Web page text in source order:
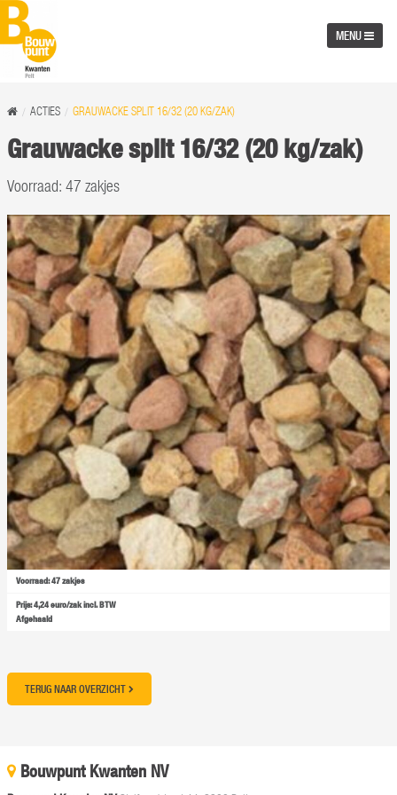
MENU
ACTIES GRAUWACKE SPLIT 16/32 (20 KG/ZAK)
Grauwacke split 16/32 (20 kg/zak)
Voorraad: 47 zakjes
Voorraad: 47 zakjes
Prijs: 4,24 euro/zak incl. BTW
Afgehaald
TERUG NAAR OVERZICHT
Bouwpunt Kwanten NV